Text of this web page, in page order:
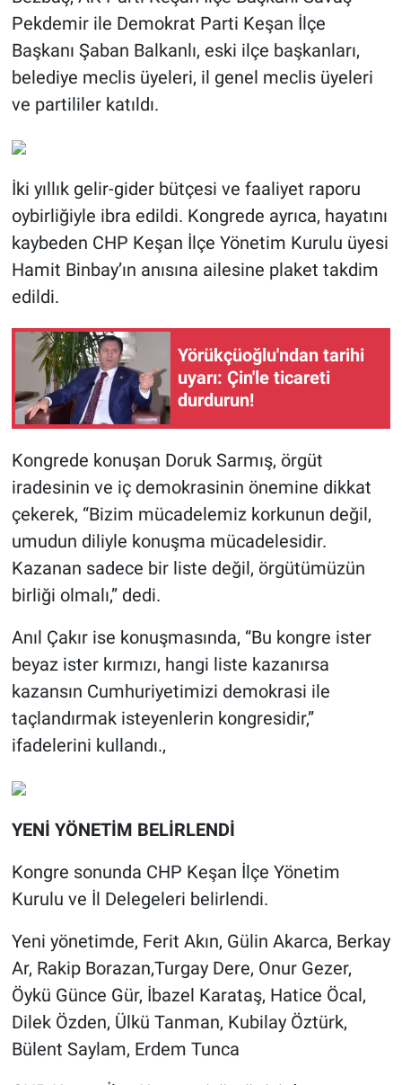
Pekdemir ile Demokrat Parti Keşan İlçe
Başkanı Şaban Balkanlı, eski ilçe başkanları,
belediye meclis üyeleri, il genel meclis üyeleri
ve partililer katıldı.
İki yıllık gelir-gider bütçesi ve faaliyet raporu
oybirliğiyle ibra edildi. Kongrede ayrıca, hayatını
kaybeden CHP Keşan İlçe Yönetim Kurulu üyesi
Hamit Binbay’ın anısına ailesine plaket takdim
edildi.
Yörükçüoğlu'ndan tarihi
uyarı: Çin'le ticareti
durdurun!
Kongrede konuşan Doruk Sarmış, örgüt
iradesinin ve iç demokrasinin önemine dikkat
çekerek, “Bizim mücadelemiz korkunun değil,
umudun diliyle konuşma mücadelesidir.
Kazanan sadece bir liste değil, örgütümüzün
birliği olmalı,” dedi.
Anıl Çakır ise konuşmasında, “Bu kongre ister
beyaz ister kırmızı, hangi liste kazanırsa
kazansın Cumhuriyetimizi demokrasi ile
taçlandırmak isteyenlerin kongresidir,”
ifadelerini kullandı.,
YENİ YÖNETİM BELİRLENDİ
Kongre sonunda CHP Keşan İlçe Yönetim
Kurulu ve İl Delegeleri belirlendi.
Yeni yönetimde, Ferit Akın, Gülin Akarca, Berkay
Ar, Rakip Borazan,Turgay Dere, Onur Gezer,
Öykü Günce Gür, İbazel Karataş, Hatice Öcal,
Dilek Özden, Ülkü Tanman, Kubilay Öztürk,
Bülent Saylam, Erdem Tunca